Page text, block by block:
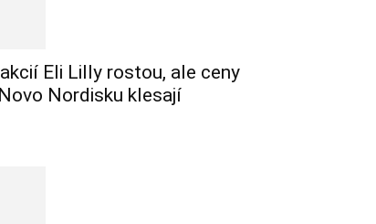
Eli Lilly rostou, ale ceny
Nordisku klesají